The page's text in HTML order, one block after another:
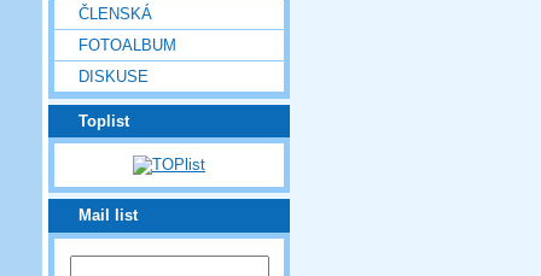
ČLENSKÁ
FOTOALBUM
DISKUSE
Toplist
Mail list